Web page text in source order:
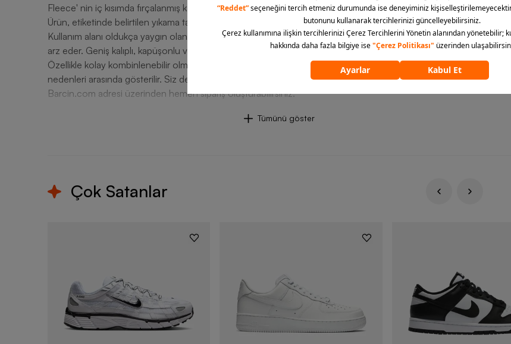
Fleece' nin iç kısımda fırçalanmış kalın yünlü kumaşı sıcak kalmanıza yardımcı olur.
Ürün, etiketinde belirtilen yıkama talimatlarına uygun olarak makinede yıkanabilir.
Kullanım alanı oldukça yaygın olan Hoodie tarzı sweatshirt modelleri; renk, desen ve kalınlık bakımından çeşitlilik
arz eder. Geniş kalıplı, kapüşonlu ve kanguru cepli tasarımlar günü keyifle geçirmek için ideal olan kıyafetlerdendir.
Özellikle kolay kombinlenebilir olması ve anında sportif bir görünüm sunması bakımından çoğu kişinin tercih etme
nedenleri arasında gösterilir. Siz de Nike Jordan Flight Fleece Pullover Hoodie erkek sweatshirt modeli için
Barcin.com adresi üzerinden hemen sipariş oluşturabilirsiniz.
Tümünü göster
Çok Satanlar